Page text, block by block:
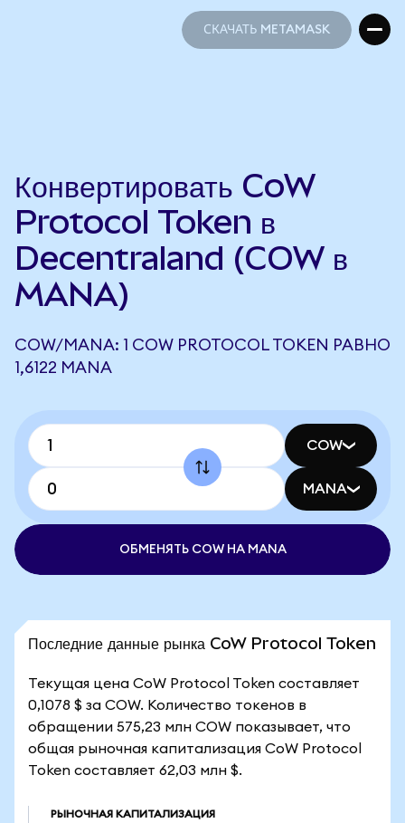
СКАЧАТЬ METAMASK
Конвертировать CoW
Protocol Token в
Decentraland (COW в
MANA)
COW/MANA: 1 COW PROTOCOL TOKEN РАВНО
1,6122 MANA
COW
MANA
ОБМЕНЯТЬ COW НА MANA
Последние данные рынка CoW Protocol Token
Текущая цена CoW Protocol Token составляет
0,1078 $ за COW. Количество токенов в
обращении 575,23 млн COW показывает, что
общая рыночная капитализация CoW Protocol
Token составляет 62,03 млн $.
РЫНОЧНАЯ КАПИТАЛИЗАЦИЯ